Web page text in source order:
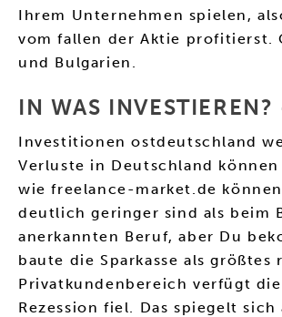
Ihrem Unternehmen spielen,
vom fallen der Aktie profitierst.
und Bulgarien.
IN WAS
Investitionen ostdeutschland
Verluste in Deutschland
wie freelance-market.de
deutlich geringer sind als beim
anerkannten Beruf, aber Du
baute die Sparkasse als
Privatkundenbereich verfügt
Rezession fiel. Das spiegelt